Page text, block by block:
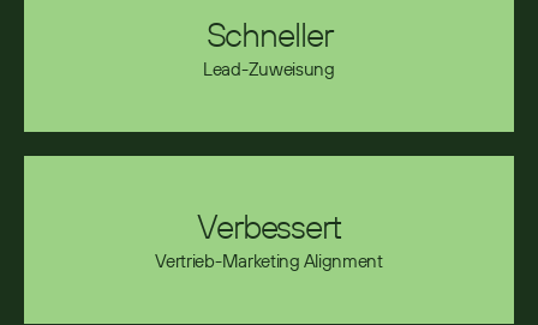
Schneller
Lead-Zuweisung
Verbessert
Vertrieb-Marketing Alignment